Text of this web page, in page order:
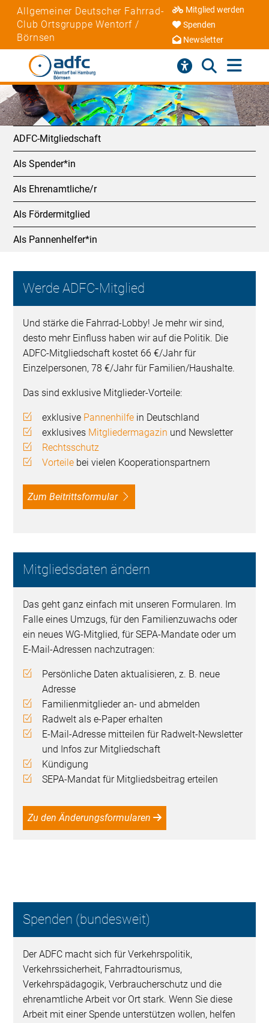
Allgemeiner Deutscher Fahrrad-
Club Ortsgruppe Wentorf /
Börnsen
Mitglied werden
Spenden
Newsletter
ADFC-Mitgliedschaft
Als Spender*in
Als Ehrenamtliche/r
Als Fördermitglied
Als Pannenhelfer*in
Werde ADFC-Mitglied
Und stärke die Fahrrad-Lobby! Je mehr wir sind,
desto mehr Einfluss haben wir auf die Politik. Die
ADFC-Mitgliedschaft kostet 66 €/Jahr für
Einzelpersonen, 78 €/Jahr für Familien/Haushalte.
Das sind exklusive Mitglieder-Vorteile:
exklusive Pannenhilfe in Deutschland
exklusives Mitgliedermagazin und Newsletter
Rechtsschutz
Vorteile bei vielen Kooperationspartnern
Zum Beitrittsformular
Mitgliedsdaten ändern
Das geht ganz einfach mit unseren Formularen. Im
Falle eines Umzugs, für den Familienzuwachs oder
ein neues WG-Mitglied, für SEPA-Mandate oder um
E-Mail-Adressen nachzutragen:
Persönliche Daten aktualisieren, z. B. neue
Adresse
Familienmitglieder an- und abmelden
Radwelt als e-Paper erhalten
E-Mail-Adresse mitteilen für Radwelt-Newsletter
und Infos zur Mitgliedschaft
Kündigung
SEPA-Mandat für Mitgliedsbeitrag erteilen
Zu den Änderungsformularen
Spenden (bundesweit)
Der ADFC macht sich für Verkehrspolitik,
Verkehrssicherheit, Fahrradtourismus,
Verkehrspädagogik, Verbraucherschutz und die
ehrenamtliche Arbeit vor Ort stark. Wenn Sie diese
Arbeit mit einer Spende unterstützen wollen, helfen